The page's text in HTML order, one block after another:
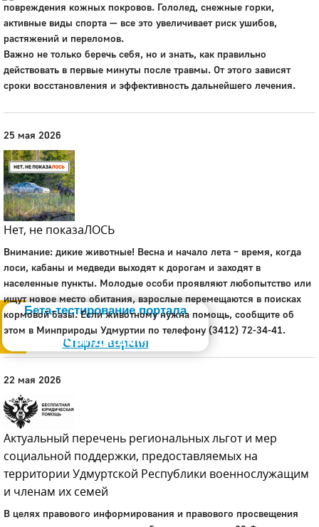
История
Настоящее
Стратегия
Гостям
Жителям
Бизнесу
Дума
+7 (34141) 21-300
Администрация
Бета-тестирование портала
Старая версия
Слабовидящим
повреждения кожных покровов. Гололед, снежные горки,
активные виды спорта — все это увеличивает риск ушибов,
растяжений и переломов.
Важно не только беречь себя, но и знать, как правильно
действовать в первые минуты после травмы. От этого зависят
сроки восстановления и эффективность дальнейшего лечения.
25 мая 2026
Нет, не показаЛОСЬ
Внимание: дикие животные! Весна и начало лета – время, когда
лоси, кабаны и медведи выходят к дорогам и заходят в
населенные пункты. Молодые особи проявляют любопытство или
ищут новое место обитания, взрослые перемещаются в поисках
кормовой базы. Если животному нужна помощь, сообщите об
этом в Минприроды Удмуртии по телефону (3412) 72-34-41.
22 мая 2026
Актуальный перечень региональных льгот и мер
социальной поддержки, предоставляемых на
территории Удмуртской Республики военнослужащим
и членам их семей
В целях правового информирования и правового просвещения